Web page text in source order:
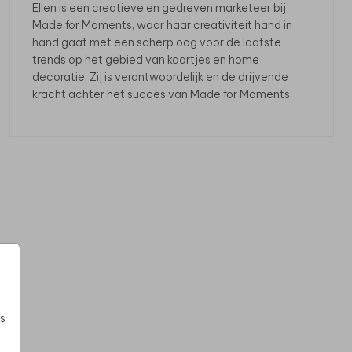
Ellen is een creatieve en gedreven marketeer bij
Made for Moments, waar haar creativiteit hand in
hand gaat met een scherp oog voor de laatste
trends op het gebied van kaartjes en home
decoratie. Zij is verantwoordelijk en de drijvende
kracht achter het succes van Made for Moments.